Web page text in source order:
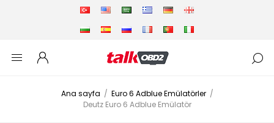
Ana sayfa / Euro 6 Adblue Emülatörler /
Deutz Euro 6 Adblue Emülatör